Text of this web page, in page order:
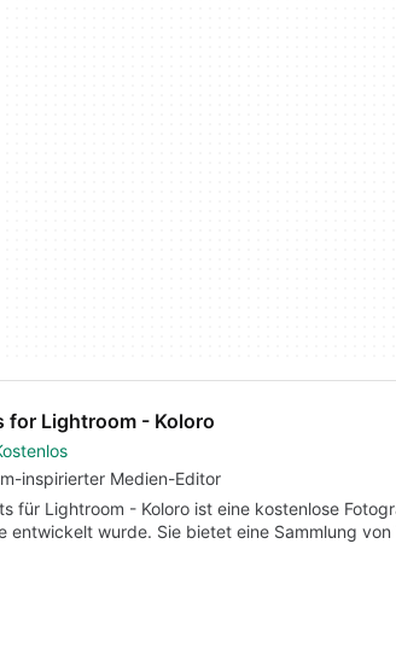
for Lightroom - Koloro
inspirierter Medien-Editor
für Lightroom - Koloro ist eine kostenlose
entwickelt wurde. Sie bietet eine Sammlung